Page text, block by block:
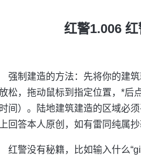
红警1.006
强制建造的方法：先将你的建
松，拖动鼠标到指定位置，*后
间）。陆地建筑建造的区域必
回答本人原创，如有雷同纯属抄
红警没有秘籍，比如输入什么